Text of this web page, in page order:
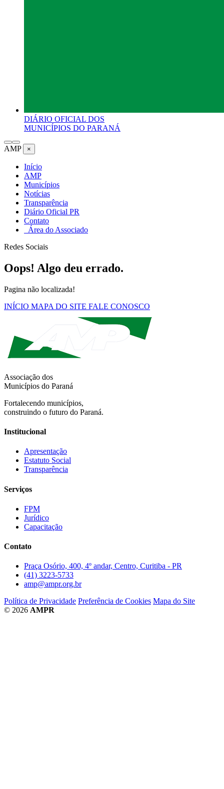
DIÁRIO OFICIAL DOS
MUNICÍPIOS DO PARANÁ
AMP ×
Início
AMP
Municípios
Notícias
Transparência
Diário Oficial PR
Contato
Área do Associado
Redes Sociais
Oops! Algo deu errado.
Pagina não localizada!
INÍCIO MAPA DO SITE FALE CONOSCO
Associação dos
Municípios do Paraná
Fortalecendo municípios,
construindo o futuro do Paraná.
Institucional
Apresentação
Estatuto Social
Transparência
Serviços
FPM
Jurídico
Capacitação
Contato
Praça Osório, 400, 4º andar, Centro, Curitiba - PR
(41) 3223-5733
amp@ampr.org.br
Política de Privacidade Preferência de Cookies Mapa do Site
© 2026 AMPR